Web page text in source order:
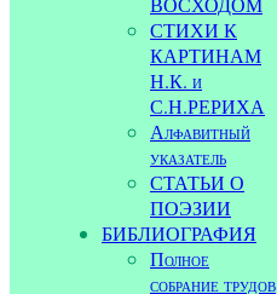
СТИХИ К
КАРТИНАМ
Н.К. и
С.Н.РЕРИХА
Алфавитный
указатель
СТАТЬИ О
ПОЭЗИИ
БИБЛИОГРАФИЯ
Полное
собрание трудов